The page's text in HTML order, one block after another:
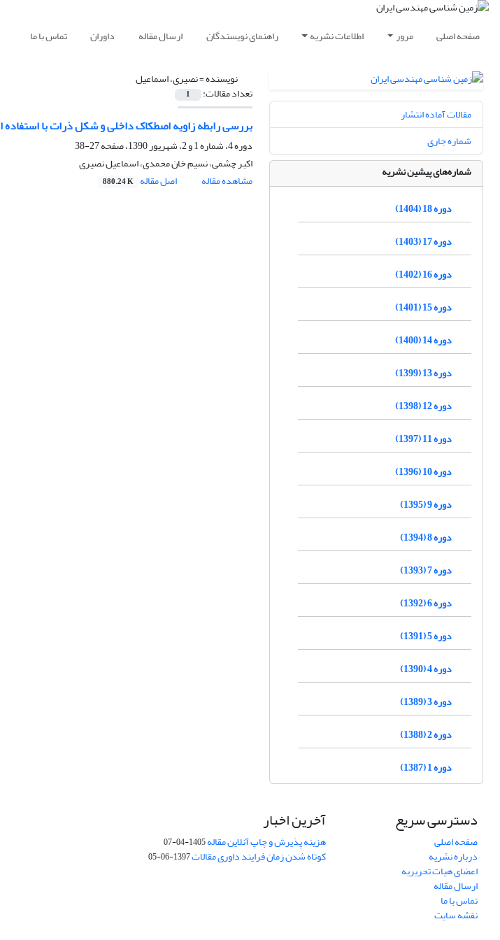
صفحه اصلی مرور اطلاعات نشریه راهنمای نویسندگان ارسال مقاله داوران تماس با ما
نویسنده =نصیری، اسماعیل
تعداد مقالات: 1
بررسی رابطه زاویه اصطکاک داخلی و شکل ذرات با
دوره 4، شماره 1 و 2، شهریور 1390، صفحه
27-38
اکبر چشمی، نسیم خان محمدی، اسماعیل نصیری
مشاهده مقاله
اصل مقاله 880.24 K
مقالات آماده انتشار
شماره جاری
شماره‌های پیشین نشریه
دوره 18 (1404)
دوره 17 (1403)
دوره 16 (1402)
دوره 15 (1401)
دوره 14 (1400)
دوره 13 (1399)
دوره 12 (1398)
دوره 11 (1397)
دوره 10 (1396)
دوره 9 (1395)
دوره 8 (1394)
دوره 7 (1393)
دوره 6 (1392)
دوره 5 (1391)
دوره 4 (1390)
دوره 3 (1389)
دوره 2 (1388)
دوره 1 (1387)
دسترسی سریع
صفحه اصلی
درباره نشریه
اعضای هیات تحریریه
ارسال مقاله
تماس با ما
نقشه سایت
آخرین اخبار
هزینه پذیرش و چاپ آنلاین مقاله1405-04-07
کوتاه شدن زمان فرایند داوری مقالات1397-06-05